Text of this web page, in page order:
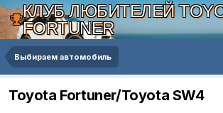
КЛУБ ЛЮБИТЕЛЕЙ
FORTUNER
Выбираем автомобиль
Toyota Fortuner/Toyota SW4